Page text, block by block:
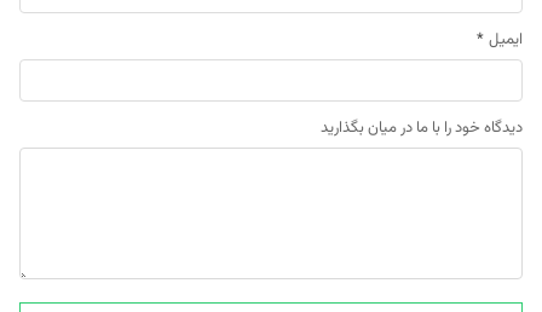
ایمیل *
دیدگاه خود را با ما در میان بگذارید